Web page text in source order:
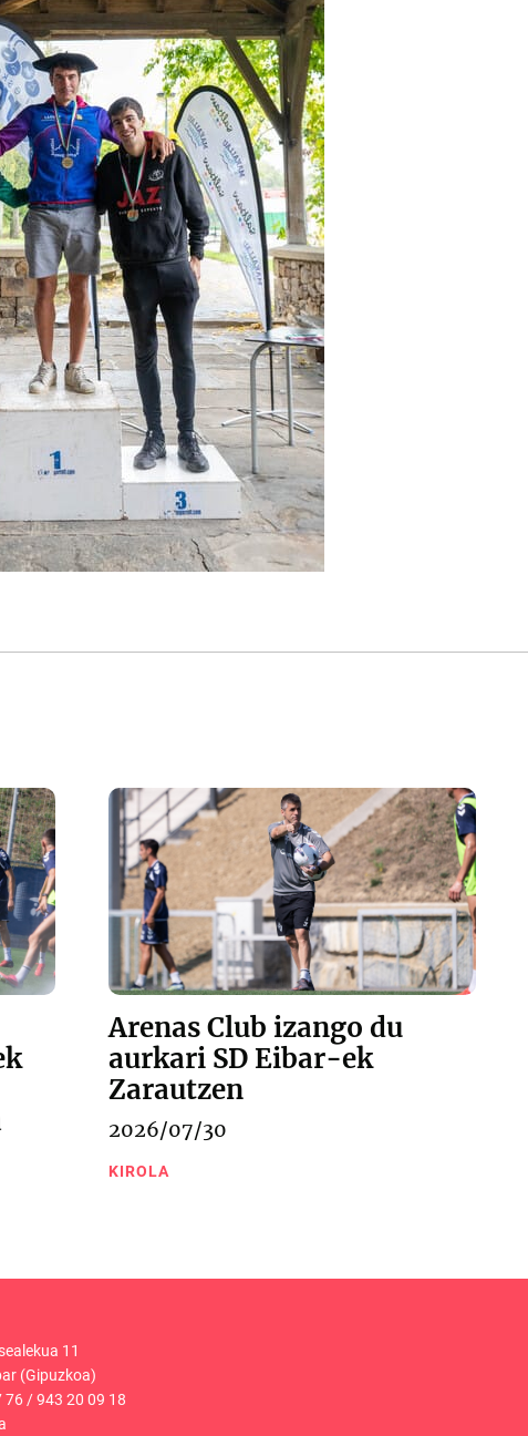
Arenas Club izango du
aurkari SD Eibar-ek
Zarautzen
2026/07/30
KIROLA
11
(Gipuzkoa)
76/943 20 09 18